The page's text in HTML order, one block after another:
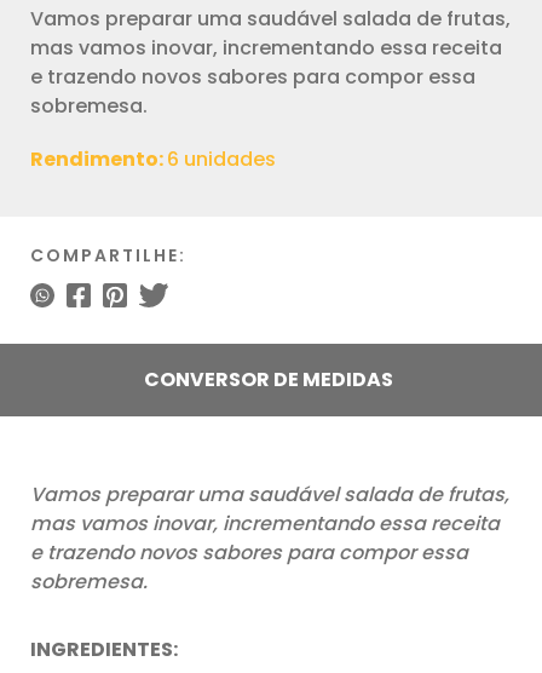
Vamos preparar uma saudável salada de frutas,
mas vamos inovar, incrementando essa receita
e trazendo novos sabores para compor essa
sobremesa.
Rendimento:6 unidades
COMPARTILHE:
CONVERSOR DE MEDIDAS
Vamos preparar uma saudável salada de frutas,
mas vamos inovar, incrementando essa receita
e trazendo novos sabores para compor essa
sobremesa.
INGREDIENTES: